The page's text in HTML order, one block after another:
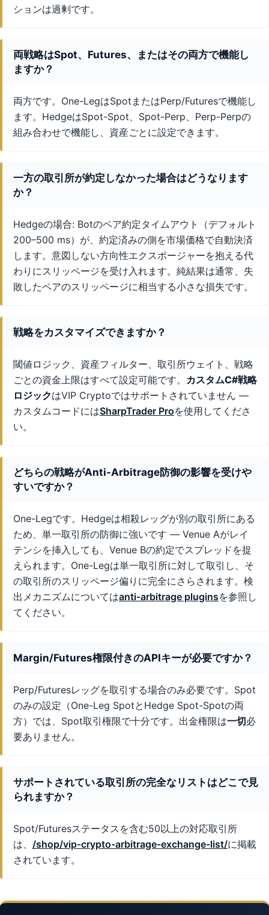
ションは過剰です。
両戦略はSpot、Futures、またはその両方で機能し
ますか？
両方です。One-LegはSpotまたはPerp/Futuresで機能し
ます。HedgeはSpot-Spot、Spot-Perp、Perp-Perpの
組み合わせで機能し、資産ごとに設定できます。
一方の取引所が約定しなかった場合はどうなります
か？
Hedgeの場合: Botのペア約定タイムアウト（デフォルト
200–500 ms）が、約定済みの側を市場価格で自動決済
します。意図しない方向性エクスポージャーを抱える代
わりにスリッページを受け入れます。純結果は通常、失
敗したペアのスリッページに相当する小さな損失です。
戦略をカスタマイズできますか？
閾値ロジック、資産フィルター、取引所ウェイト、戦略
ごとの資金上限はすべて設定可能です。 カスタムC#戦略
ロジックはVIP Cryptoではサポートされていません —
カスタムコードにはSharpTrader Proを使用してくださ
い。
どちらの戦略がAnti-Arbitrage防御の影響を受けや
すいですか？
One-Legです。Hedgeは相殺レッグが別の取引所にある
ため、単一取引所の防御に強いです — Venue Aがレイ
テンシを挿入しても、Venue Bの約定でスプレッドを捉
えられます。One-Legは単一取引所に対して取引し、そ
の取引所のスリッページ偏りに完全にさらされます。検
出メカニズムについてはanti-arbitrage pluginsを参照し
てください。
Margin/Futures権限付きのAPIキーが必要ですか？
Perp/Futuresレッグを取引する場合のみ必要です。Spot
のみの設定（One-Leg SpotとHedge Spot-Spotの両
方）では、Spot取引権限で十分です。出金権限は一切必
要ありません。
サポートされている取引所の完全なリストはどこで見
られますか？
Spot/Futuresステータスを含む50以上の対応取引所
は、 /shop/vip-crypto-arbitrage-exchange-list/に掲載
されています。